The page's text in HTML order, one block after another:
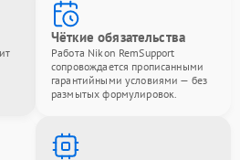
Чёткие обязательства
Работа Nikon RemSupport
сопровождается прописанными
гарантийными условиями — без
размытых формулировок.